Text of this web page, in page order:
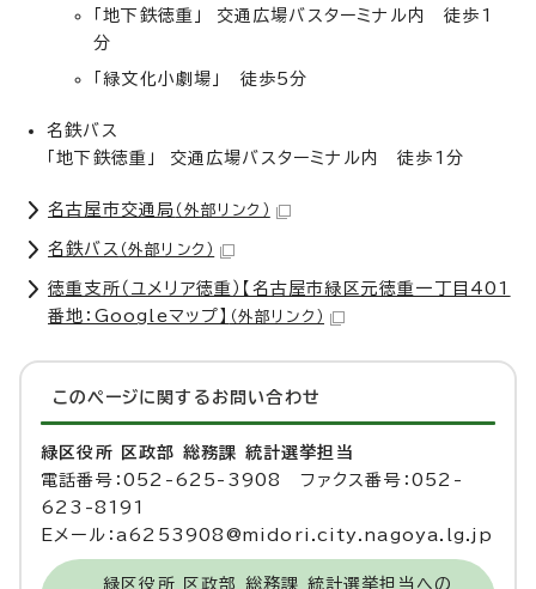
「地下鉄徳重」 交通広場バスターミナル内 徒歩1
分
「緑文化小劇場」 徒歩5分
名鉄バス
「地下鉄徳重」 交通広場バスターミナル内 徒歩1分
名古屋市交通局 （外部リンク）
名鉄バス （外部リンク）
徳重支所（ユメリア徳重）【名古屋市緑区元徳重一丁目401
番地：Googleマップ】 （外部リンク）
このページに関する お問い合わせ
緑区役所 区政部 総務課 統計選挙担当
電話番号：052-625-3908 ファクス番号：052-
623-8191
Eメール：a6253908@midori.city.nagoya.lg.jp
緑区役所 区政部 総務課 統計選挙担当への